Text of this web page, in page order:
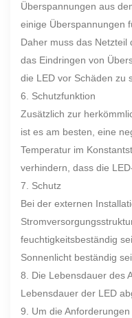
Überspannungen aus
einige Überspannungen
Daher muss das Netzteil
das Eindringen von
die LED vor Schäden zu
6. Schutzfunktion
Zusätzlich zur
ist es am besten, eine
Temperatur im
verhindern, dass die
7. Schutz
Bei der externen
feuchtigkeitsbeständig
Sonnenlicht beständig
8. Die Lebensdauer des
Lebensdauer der LED
9. Um die